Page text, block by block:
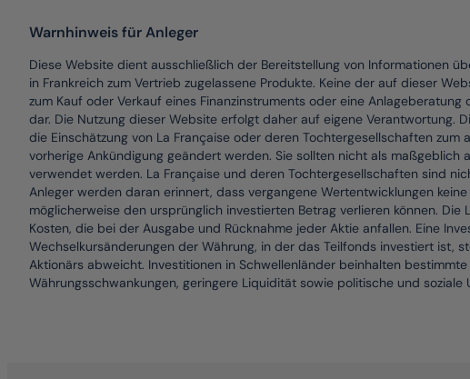
Warnhinweis für Anleger
Diese Website dient ausschließlich der Bereitstellung von Informationen
in Frankreich zum Vertrieb zugelassene Produkte. Keine der auf dieser
zum Kauf oder Verkauf eines Finanzinstruments oder eine
dar. Die Nutzung dieser Website erfolgt daher auf eigene Verantwortung.
die Einschätzung von La Française oder deren Tochtergesellschaften
vorherige Ankündigung geändert werden. Sie sollten nicht als maßgeblich
verwendet werden. La Française und deren Tochtergesellschaften sind
Anleger werden daran erinnert, dass vergangene Wertentwicklungen
möglicherweise den ursprünglich investierten Betrag verlieren können.
Kosten, die bei der Ausgabe und Rücknahme jeder Aktie anfallen. Eine
Wechselkursänderungen der Währung, in der das Teilfonds investiert ist,
Aktionärs abweicht. Investitionen in Schwellenländer beinhalten bestimmte
Währungsschwankungen, geringere Liquidität sowie politische und soziale